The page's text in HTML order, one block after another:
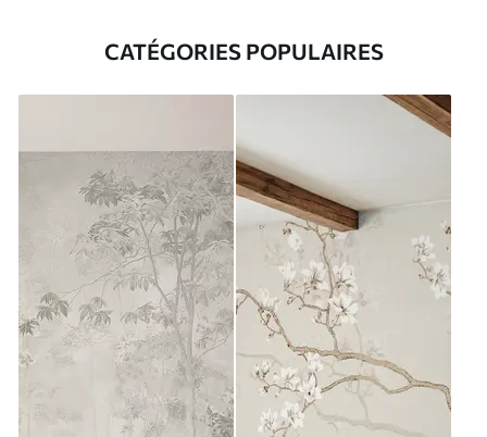
CATÉGORIES POPULAIRES